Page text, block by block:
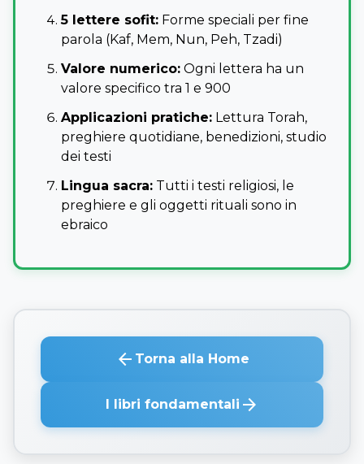
5 lettere sofit: Forme speciali per fine
parola (Kaf, Mem, Nun, Peh, Tzadi)
Valore numerico: Ogni lettera ha un
valore specifico tra 1 e 900
Applicazioni pratiche: Lettura Torah,
preghiere quotidiane, benedizioni, studio
dei testi
Lingua sacra: Tutti i testi religiosi, le
preghiere e gli oggetti rituali sono in
ebraico
arrow_back Torna alla Home
I libri fondamentali arrow_forward